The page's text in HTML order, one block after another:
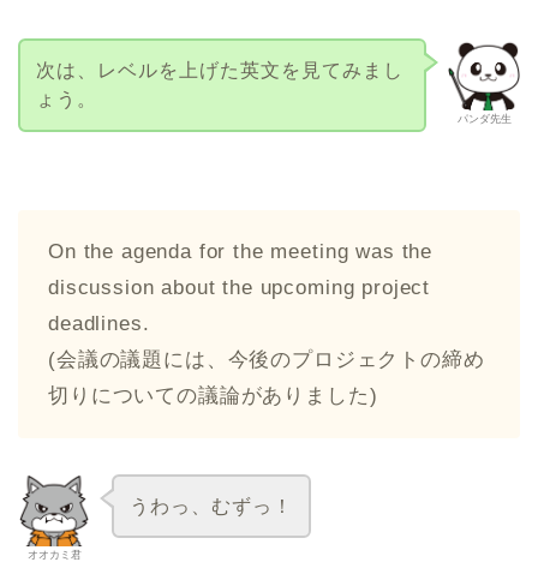
パンダ先生
次は、レベルを上げた英文を見てみまし
ょう。
On the agenda for the meeting was the
discussion about the upcoming project
deadlines.
(会議の議題には、今後のプロジェクトの締め
切りについての議論がありました)
オオカミ君
うわっ、むずっ！